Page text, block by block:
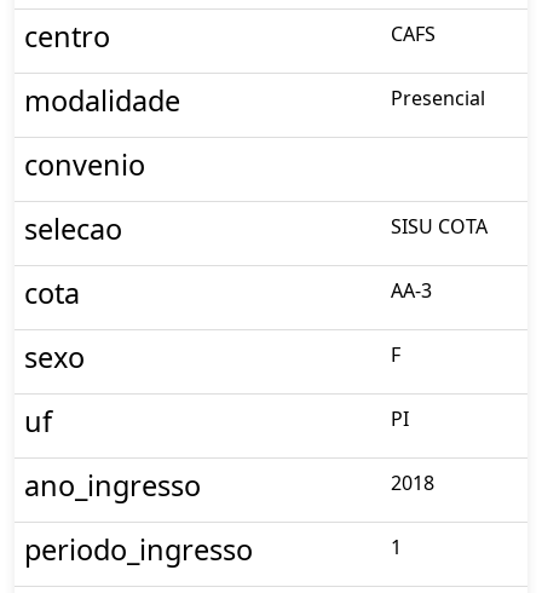
centro CAFS
modalidade Presencial
convenio
selecao
SISU COTA
cota AA-3
sexo F
uf PI
ano_ingresso 2018
periodo_ingresso 1